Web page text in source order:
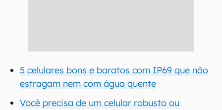
5 celulares bons e baratos com IP69 que não
estragam nem com água quente
Você precisa de um celular robusto ou